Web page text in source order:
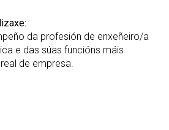
da profesión de enxeñeiro/a
e das súas funcións máis
de empresa.